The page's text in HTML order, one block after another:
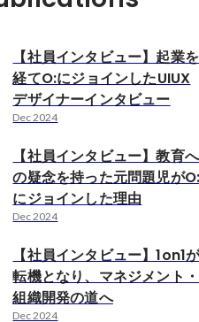
【社員インタビュー】起業を
経てO:にジョインしたUIUX
デザイナーインタビュー
Dec 2024
【社員インタビュー】教育へ
の疑念を持った元問題児がO:
にジョインした理由
Dec 2024
【社員インタビュー】1on1
転機となり、マネジメント・
組織開発の道へ
Dec 2024